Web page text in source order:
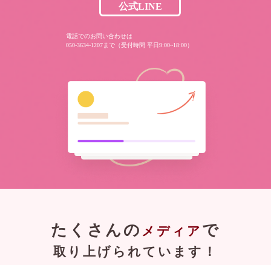
公式LINE
電話でのお問い合わせは
050-3634-1207まで（受付時間 平日9:00~18:00）
たくさんの メディア で
取り上げられています！